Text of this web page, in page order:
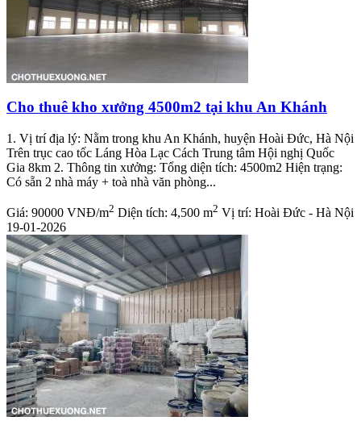
Cho thuê kho xưởng 4500m2 tại khu An Khánh
1. Vị trí địa lý: Nằm trong khu An Khánh, huyện Hoài Đức, Hà Nội
Trên trục cao tốc Láng Hòa Lạc Cách Trung tâm Hội nghị Quốc
Gia 8km 2. Thông tin xưởng: Tổng diện tích: 4500m2 Hiện trạng:
Có sẵn 2 nhà máy + toà nhà văn phòng...
Giá: 90000 VNĐ/m2 Diện tích: 4,500 m2 Vị trí: Hoài Đức - Hà Nội
19-01-2026